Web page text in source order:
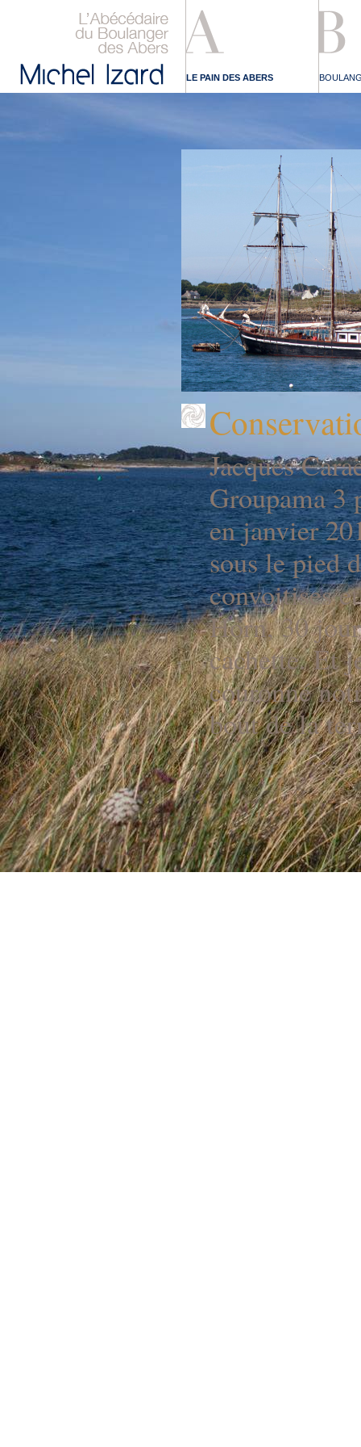
LE PAIN DES ABERS
Jacques
Groupama 3
en janvier
sous le pied
convoitises
Horn, 30
cachette. Et
couronné
bout de la